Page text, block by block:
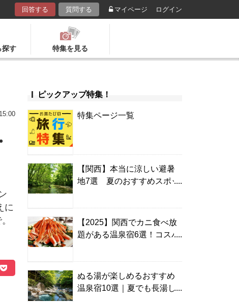
回答する 質問する マイページ ログイン
探す 特集を見る
に
ピックアップ特集！
特集ページ一覧
【関西】本当に涼しい避暑
地7選 夏のおすすめスポッ
【2025】関西でカニ食べ放
題がある温泉宿6選！コスパ
ぬる湯が楽しめるおすすめ
温泉宿10選｜夏でも長湯し